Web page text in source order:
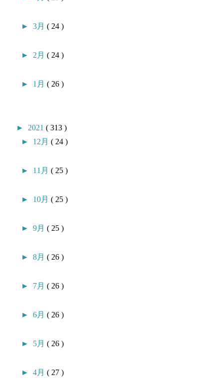
►3月( 24 )
► 2月( 24 )
► 1月( 26 )
► 2021( 313 )
► 12月( 24 )
► 11月( 25 )
► 10月( 25 )
►9月( 25 )
►8月( 26 )
► 7月( 26 )
►6月( 26 )
► 5月( 26 )
►4月( 27 )